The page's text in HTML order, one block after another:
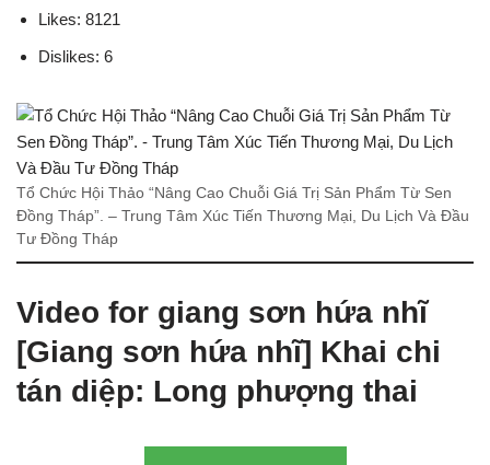
Likes: 8121
Dislikes: 6
Tổ Chức Hội Thảo “Nâng Cao Chuỗi Giá Trị Sản Phẩm Từ Sen
Đồng Tháp”. – Trung Tâm Xúc Tiến Thương Mại, Du Lịch Và Đầu
Tư Đồng Tháp
Video for giang sơn hứa nhĩ
[Giang sơn hứa nhĩ] Khai chi
tán diệp: Long phượng thai